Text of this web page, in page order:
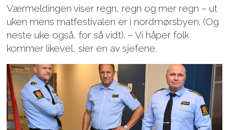
Værmeldingen viser regn, regn og mer regn – ut
uken mens matfestivalen er i nordmørsbyen. (Og
neste uke også, for så vidt). – Vi håper folk
kommer likevel, sier en av sjefene.